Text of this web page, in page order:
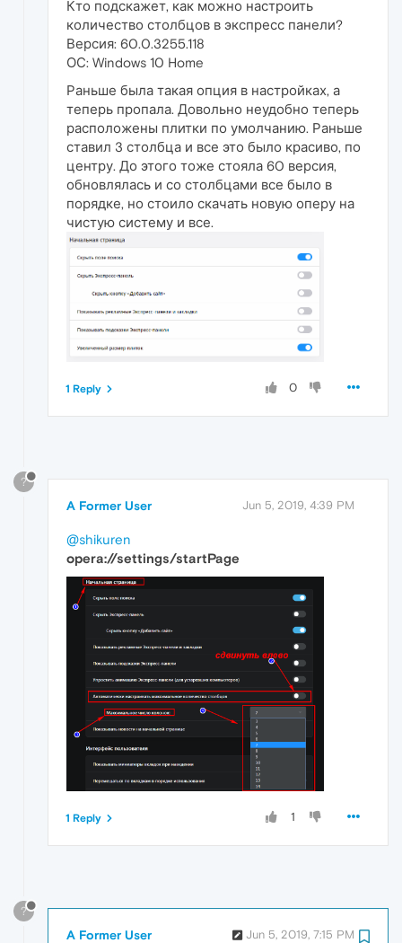
Кто подскажет, как можно настроить
количество столбцов в экспресс панели?
Версия: 60.0.3255.118
ОС: Windows 10 Home
Раньше была такая опция в настройках, а
теперь пропала. Довольно неудобно теперь
расположены плитки по умолчанию. Раньше
ставил 3 столбца и все это было красиво, по
центру. До этого тоже стояла 60 версия,
обновлялась и со столбцами все было в
порядке, но стоило скачать новую оперу на
чистую систему и все.
0
1 Reply
?
A Former User Jun 5, 2019, 4:39 PM
@shikuren
opera://settings/startPage
1
1 Reply
?
A Former User Jun 5, 2019, 7:15 PM